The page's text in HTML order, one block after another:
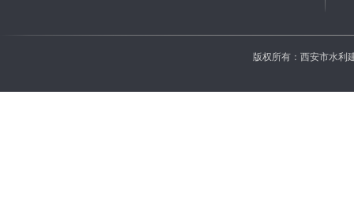
版权所有：西安市水利